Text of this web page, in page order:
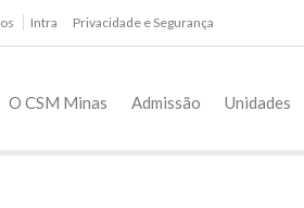
Intra Privacidade e Segurança
O CSM Minas Admissão Unidades